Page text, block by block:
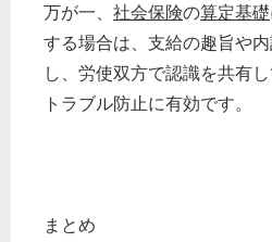
万が一、 社会保険の算定基礎
する場合は、支給の趣旨や
し、労使双方で認識を共有
トラブル防止に有効です。
まとめ
経営の知恵
総務の給湯室
秘書のノウハウ